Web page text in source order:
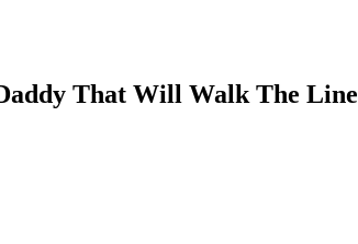
That Will Walk The Line